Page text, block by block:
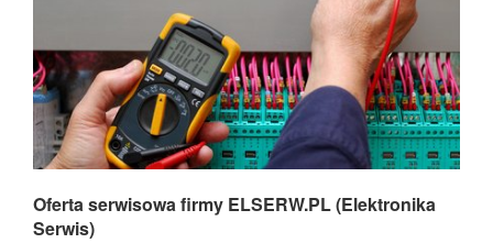
Oferta serwisowa firmy ELSERW.PL (Elektronika
Serwis)